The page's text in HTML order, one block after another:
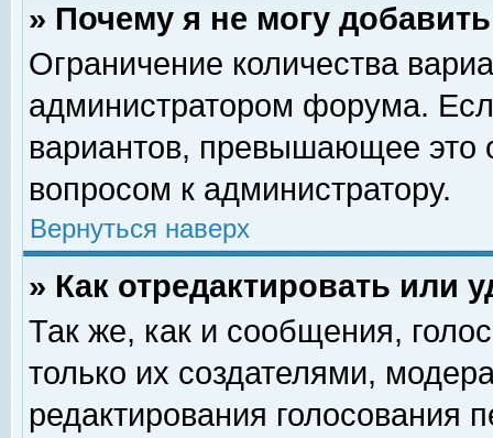
» Почему я не могу
Ограничение количества
администратором форума.
вариантов, превышающее это
вопросом к администратору.
Вернуться наверх
» Как отредактировать или
Так же, как и сообщения,
только их создателями,
редактирования голосования